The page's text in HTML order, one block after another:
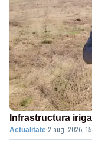
Infrastructura
Actualitate·2 aug. 2026,